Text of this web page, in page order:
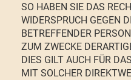
SO HABEN SIE DAS
WIDERSPRUCH GEGEN
BETREFFENDER
ZUM ZWECKE
DIES GILT AUCH FÜR
MIT SOLCHER